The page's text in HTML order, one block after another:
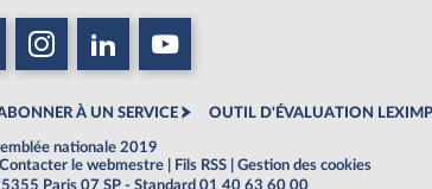
À UN SERVICE OUTIL D'ÉVALUATION
nationale 2019
Contacter le webmestre Fils RSS
Gestion des cookies
Paris 07 SP - Standard 01 40 63 60 00